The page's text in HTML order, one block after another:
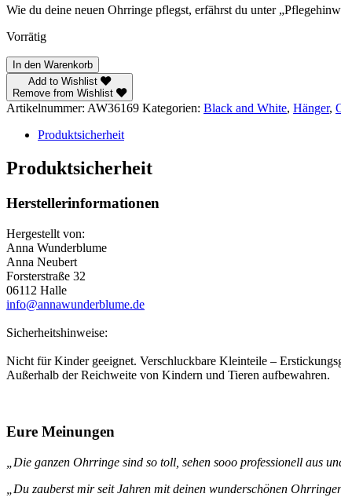
Wie du deine neuen Ohrringe pflegst, erfährst du unter
Vorrätig
Black
and
White
–
Menge
In den Warenkorb
Add to Wishlist
Remove from Wishlist
Artikelnummer: AW36169 Kategorien: Black and White, Hänger,
Produktsicherheit
Produktsicherheit
Herstellerinformationen
Hergestellt von:
Anna Wunderblume
Anna Neubert
Forsterstraße 32
06112 Halle
info@annawunderblume.de
Sicherheitshinweise:
Nicht für Kinder geeignet. Verschluckbare Kleinteile –
Außerhalb der Reichweite von Kindern und Tieren aufbewahren.
Eure Meinungen
„Die ganzen Ohrringe sind so toll, sehen sooo professionell aus
„Du zauberst mir seit Jahren mit deinen wunderschönen